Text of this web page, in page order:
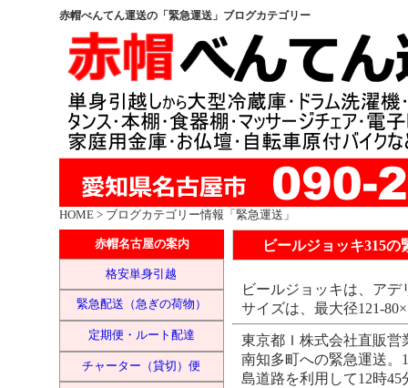
赤帽べんてん運送の「緊急運送」ブログカテゴリー
HOME > ブログカテゴリー情報「緊急運送」
赤帽名古屋の案内
格安単身引越
緊急配送（急ぎの荷物）
定期便・ルート配達
チャーター（貸切）便
ビールジョッキ315
ビールジョッキは、アデ
サイズは、最大径121-
東京都Ｉ株式会社直販営
南知多町への緊急運送。
島道路を利用して12時